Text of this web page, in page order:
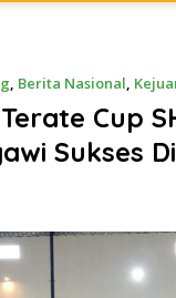
, Berita Nasional,
Cup
Sukses